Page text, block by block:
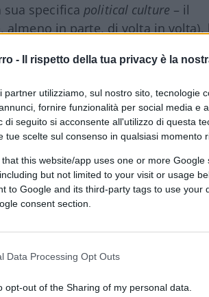
- Il rispetto della tua privacy è la
partner utilizziamo, sul nostro sito, tecnologie
fornire funzionalità per social media e
di seguito si acconsente all'utilizzo di questa
tue scelte sul consenso in qualsiasi momento
this website/app uses one or more
but not limited to your visit or usage
to Google and its third-party tags to use your
consent section.
Data Processing Opt Outs
opt-out of the Sharing of my personal data.
specifica political culture – il
almeno in parte, di volta in volta),
alla Nato etc. etc. In
molto attenti agli obiettivi
va sottolineato, all’ideologia
dell’elettore abituale. Quando si
dei nobili antenati – si
o Alcide De Gasperi, Luigi
Togliatti – si era disposti a
politiche o contraevano
giacché si era rassicurati dal
i grandi del passato.